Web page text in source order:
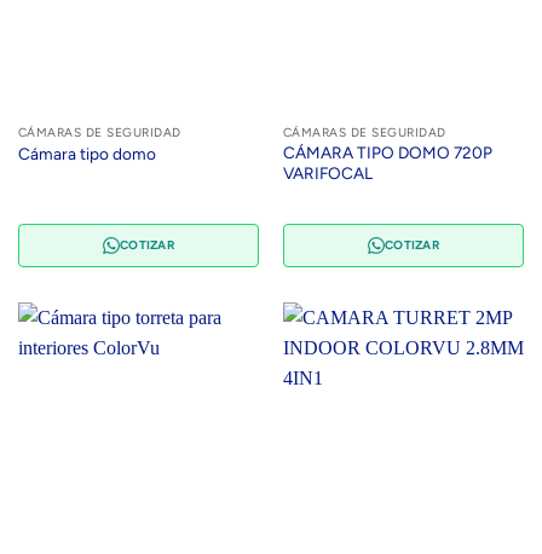
CÁMARAS DE SEGURIDAD
Cámara tipo domo
COTIZAR
CÁMARAS DE SEGURIDAD
CÁMARA TIPO DOMO 720P
VARIFOCAL
COTIZAR